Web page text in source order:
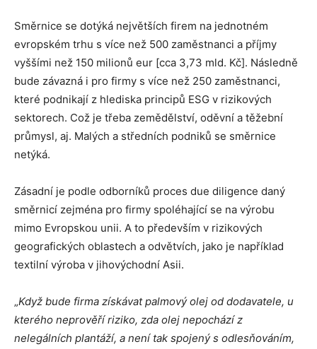
Směrnice se dotýká největších firem na jednotném
evropském trhu s více než 500 zaměstnanci a příjmy
vyššími než 150 milionů eur [cca 3,73 mld. Kč]. Následně
bude závazná i pro firmy s více než 250 zaměstnanci,
které podnikají z hlediska principů ESG v rizikových
sektorech. Což je třeba zemědělství, oděvní a těžební
průmysl, aj. Malých a středních podniků se směrnice
netýká.
Zásadní je podle odborníků proces due diligence daný
směrnicí zejména pro firmy spoléhající se na výrobu
mimo Evropskou unii. A to především v rizikových
geografických oblastech a odvětvích, jako je například
textilní výroba v jihovýchodní Asii.
„Když bude firma získávat palmový olej od dodavatele, u
kterého neprověří riziko, zda olej nepochází z
nelegálních plantáží, a není tak spojený s odlesňováním,